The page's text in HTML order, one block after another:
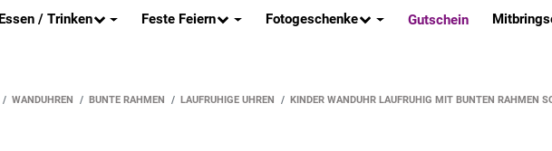
Essen / Trinken Feste Feiern Fotogeschenke Gutschein
WANDUHREN BUNTE RAHMEN LAUFRUHIGE UHREN KINDER WANDUHR LAUFRUHIG MIT BUNTEN RAHMEN